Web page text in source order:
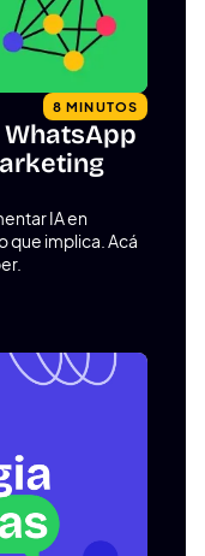
8 MINUTOS
WhatsApp
IA en
que implica. Acá